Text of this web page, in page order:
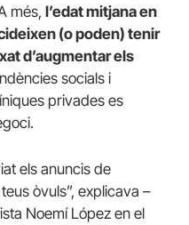
més, l’edat mitjana en
(o poden) tenir
d’augmentar els
socials i
privades es
els anuncis de
òvuls”, explicava –
Noemí López en el